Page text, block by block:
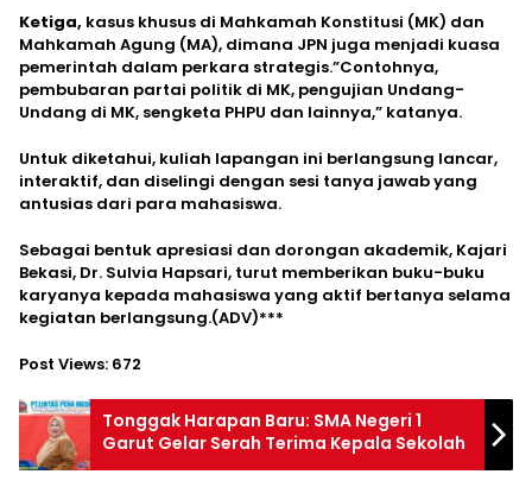
Ketiga, kasus khusus di Mahkamah Konstitusi (MK) dan
Mahkamah Agung (MA), dimana JPN juga menjadi kuasa
pemerintah dalam perkara strategis.”Contohnya,
pembubaran partai politik di MK, pengujian Undang-
Undang di MK, sengketa PHPU dan lainnya,” katanya.
Untuk diketahui, kuliah lapangan ini berlangsung lancar,
interaktif, dan diselingi dengan sesi tanya jawab yang
antusias dari para mahasiswa.
Sebagai bentuk apresiasi dan dorongan akademik, Kajari
Bekasi, Dr. Sulvia Hapsari, turut memberikan buku-buku
karyanya kepada mahasiswa yang aktif bertanya selama
kegiatan berlangsung.(ADV)***
Post Views: 672
Tonggak Harapan Baru: SMA Negeri 1
Garut Gelar Serah Terima Kepala Sekolah